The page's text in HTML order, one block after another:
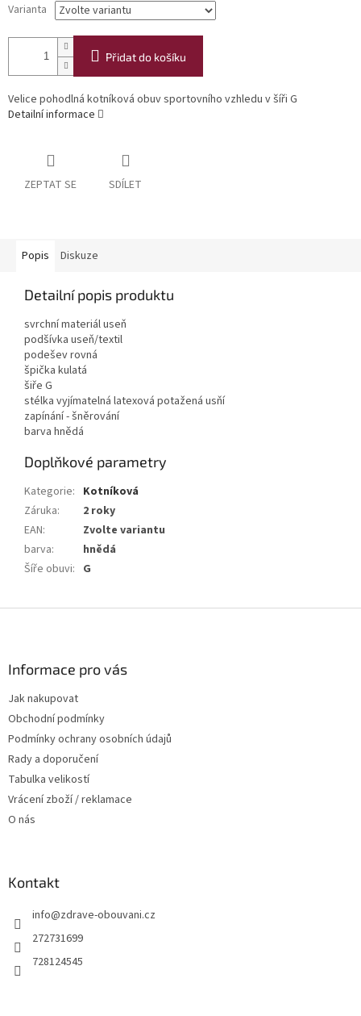
Varianta
Přidat do košíku
Velice pohodlná kotníková obuv sportovního vzhledu v šíři G
Detailní informace
ZEPTAT SE SDÍLET
Popis Diskuze
Detailní popis produktu
svrchní materiál useň
podšívka useň/textil
podešev rovná
špička kulatá
šiře G
stélka vyjímatelná latexová potažená usňí
zapínání - šněrování
barva hnědá
Doplňkové parametry
Kategorie: Kotníková
Záruka:
2 roky
EAN:
Zvolte variantu
barva:
hnědá
Šíře obuvi: G
Informace pro vás
Jak nakupovat
Obchodní podmínky
Podmínky ochrany osobních údajů
Rady a doporučení
Tabulka velikostí
Vrácení zboží / reklamace
O nás
Kontakt
info@zdrave-obouvani.cz
272731699
728124545